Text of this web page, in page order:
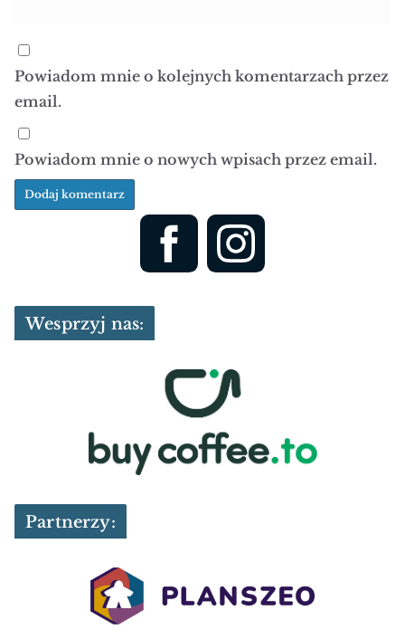
Powiadom mnie o kolejnych komentarzach przez
email.
Powiadom mnie o nowych wpisach przez email.
Wesprzyj nas:
Partnerzy: